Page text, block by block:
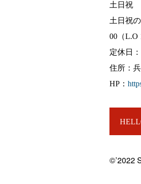
土日祝
土日祝
00（L.O
定休日
住所：
HP：
©’2022